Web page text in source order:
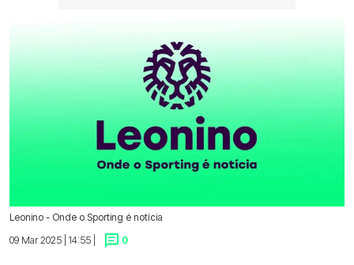
Leonino - Onde o Sporting é notícia
09 Mar 2025 | 14:55 |
0